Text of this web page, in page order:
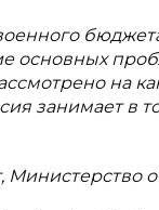
основных
на
занимает в
Министерство